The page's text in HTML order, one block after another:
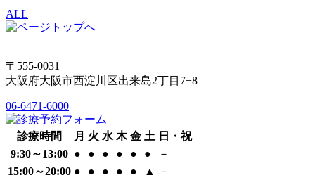
ALL
〒555-0031
大阪府大阪市西淀川区出来島2丁目7−8
06-6471-6000
診療時間 月 火 水 木 金 土 日・祝
9:30～13:00 ● ● ● ● ● ●
－
15:00～20:00 ● ● ● ● ● ▲ －